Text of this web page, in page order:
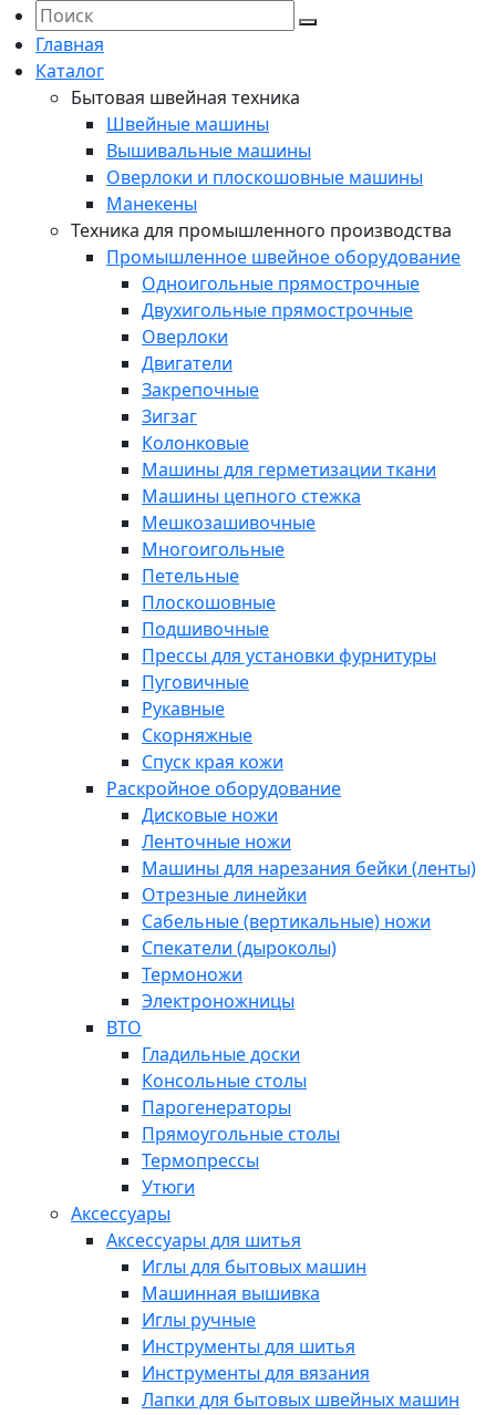
Главная
Каталог
Бытовая швейная техника
Швейные машины
Вышивальные машины
Оверлоки и плоскошовные машины
Манекены
Техника для промышленного производства
Промышленное швейное оборудование
Одноигольные прямострочные
Двухигольные прямострочные
Оверлоки
Двигатели
Закрепочные
Зигзаг
Колонковые
Машины для герметизации ткани
Машины цепного стежка
Мешкозашивочные
Многоигольные
Петельные
Плоскошовные
Подшивочные
Прессы для установки фурнитуры
Пуговичные
Рукавные
Скорняжные
Спуск края кожи
Раскройное оборудование
Дисковые ножи
Ленточные ножи
Машины для нарезания бейки (ленты)
Отрезные линейки
Сабельные (вертикальные) ножи
Спекатели (дыроколы)
Термоножи
Электроножницы
ВТО
Гладильные доски
Консольные столы
Парогенераторы
Прямоугольные столы
Термопрессы
Утюги
Аксессуары
Аксессуары для шитья
Иглы для бытовых машин
Машинная вышивка
Иглы ручные
Инструменты для шитья
Инструменты для вязания
Лапки для бытовых швейных машин